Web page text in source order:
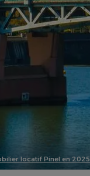
locatif Pinel en 2025